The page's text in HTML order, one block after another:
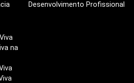
Desenvolvimento Profissional
na